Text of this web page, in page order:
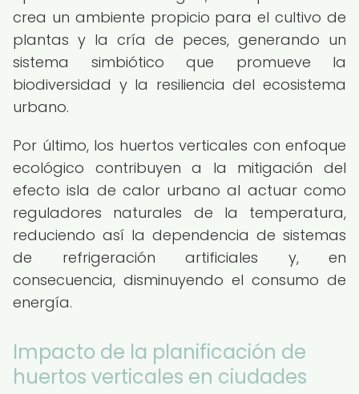
crea un ambiente propicio para el cultivo de
plantas y la cría de peces, generando un
sistema simbiótico que promueve la
biodiversidad y la resiliencia del ecosistema
urbano.
Por último, los huertos verticales con enfoque
ecológico contribuyen a la mitigación del
efecto isla de calor urbano al actuar como
reguladores naturales de la temperatura,
reduciendo así la dependencia de sistemas
de refrigeración artificiales y, en
consecuencia, disminuyendo el consumo de
energía.
Impacto de la planificación de
huertos verticales en ciudades